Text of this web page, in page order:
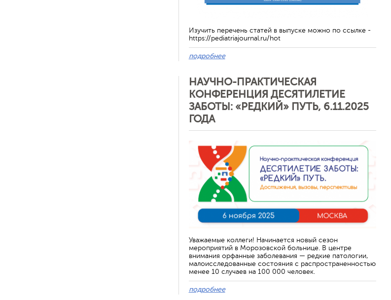
Изучить перечень статей в выпуске можно по ссылке -
https://pediatriajournal.ru/hot
подробнее
НАУЧНО-ПРАКТИЧЕСКАЯ
КОНФЕРЕНЦИЯ ДЕСЯТИЛЕТИЕ
ЗАБОТЫ: «РЕДКИЙ» ПУТЬ, 6.11.2025
ГОДА
Уважаемые коллеги! Начинается новый сезон
мероприятий в Морозовской больнице. В центре
внимания орфанные заболевания — редкие патологии,
малоисследованные состояния с распространенностью
менее 10 случаев на 100 000 человек.
подробнее
Отменить